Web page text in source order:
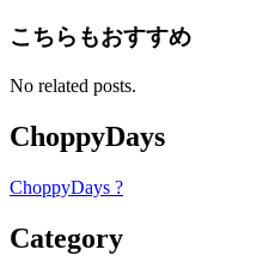
こちらもおすすめ
No related posts.
ChoppyDays
ChoppyDays ?
Category